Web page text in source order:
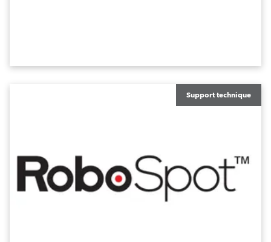
Support technique